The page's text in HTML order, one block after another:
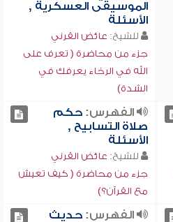
الموسيقى العسكرية ,
الأسئلة
للشيخ: عائض القرني
جزء من محاضرة ( تعرف على
الله في الرخاء يعرفك في
الشدة)
الفهرس:حكم
صلاة التسابيح ,
الأسئلة
للشيخ: عائض القرني
جزء من محاضرة ( كيف تعيش
مع القرآن؟)
الفهرس:حديث